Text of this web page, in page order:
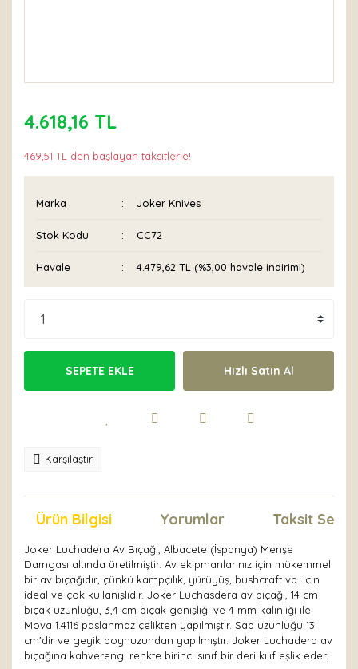
4.618,16 TL
469,51 TL den başlayan taksitlerle!
Marka Joker Knives
Stok Kodu CC72
Havale 4.479,62 TL (%3,00 havale indirimi)
SEPETE EKLE Hızlı Satın Al
Karşılaştır
Ürün Bilgisi Yorumlar Taksit
Joker Luchadera Av Bıçağı, Albacete (İspanya) Menşe
Damgası altında üretilmiştir. Av ekipmanlarınız için mükemmel
bir av bıçağıdır, çünkü kampçılık, yürüyüş, bushcraft vb. için
ideal ve çok kullanışlıdır. Joker Luchasdera av bıçağı, 14 cm
bıçak uzunluğu, 3,4 cm bıçak genişliği ve 4 mm kalınlığı ile
Mova 1.4116 paslanmaz çelikten yapılmıştır. Sap uzunluğu 13
cm'dir ve geyik boynuzundan yapılmıştır. Joker Luchadera av
bıçağına kahverengi renkte birinci sınıf bir deri kılıf eşlik eder.